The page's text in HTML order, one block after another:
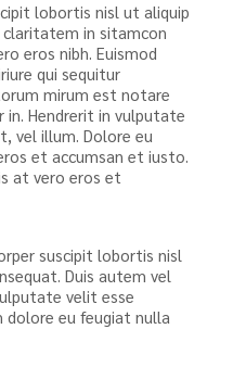
lobortis nisl ut aliquip
in sitamcon
eros nibh. Euismod
qui sequitur
mirum est notare
in. Hendrerit in vulputate
vel illum. Dolore eu
et accumsan et iusto.
at vero eros et
suscipit lobortis nisl
Duis autem vel
velit esse
eu feugiat nulla